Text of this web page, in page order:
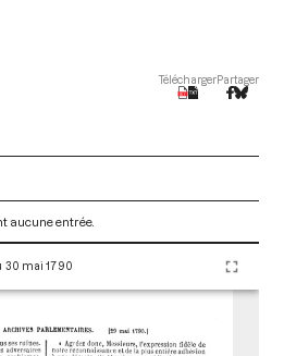
TéléchargerPartager
aucune entrée.
30 mai 1790